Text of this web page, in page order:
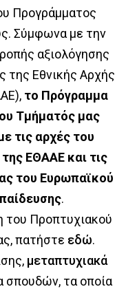
Προγράμματος
Σύμφωνα με την
αξιολόγησης
της Εθνικής Αρχής
το Πρόγραμμα
Τμήματός μας
τις αρχές του
ΕΘΑΑΕ και τις
του Ευρωπαϊκού
.
του Προπτυχιακού
πατήστε εδώ.
μεταπτυχιακά
σπουδών, τα οποία